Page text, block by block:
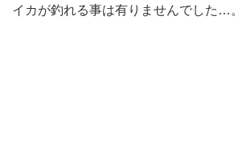
イカが釣れる事は有りませんでした…。